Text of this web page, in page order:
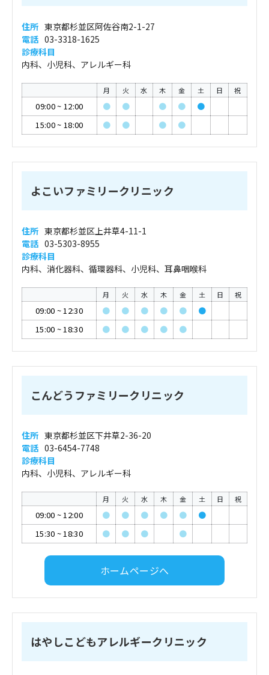
住所 東京都杉並区阿佐谷南2-1-27
電話 03-3318-1625
診療科目
内科、小児科、アレルギー科
月 火 水 木 金 土 日 祝
09:00~ 12:00 ● ● ● ●
●
15:00~ 18:00 ● ● ● ●
よこいファミリークリニック
住所 東京都杉並区上井草4-11-1
電話 03-5303-8955
診療科目
内科、消化器科、循環器科、小児科、耳鼻咽喉科
月 火 水 木 金 土 日 祝
09:00 ~12:30 ● ● ● ● ●
●
15:00 ~18:30 ● ● ● ● ●
こんどうファミリークリニック
住所 東京都杉並区下井草2-36-20
電話 03-6454-7748
診療科目
内科、小児科、アレルギー科
月 火 水 木 金 土 日 祝
09:00 ~12:00 ● ● ● ● ●
●
15:30 ~18:30 ● ● ● ●
ホームページへ
はやしこどもアレルギークリニック